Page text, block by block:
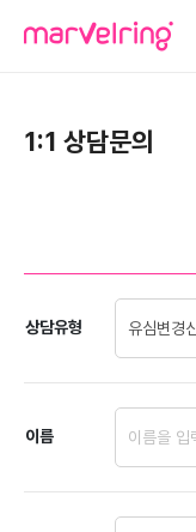
1:1 상담문의
상담유형
이름